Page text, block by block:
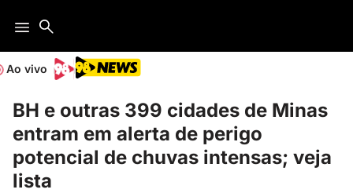
Ao vivo
BH e outras 399 cidades de Minas
entram em alerta de perigo
potencial de chuvas intensas; veja
lista